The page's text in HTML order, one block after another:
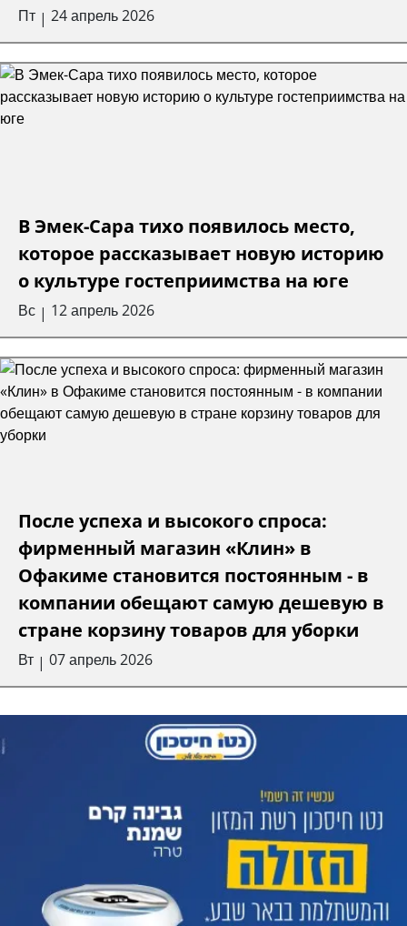
Пт | 24 апрель 2026
В Эмек-Сара тихо появилось место,
которое рассказывает новую историю
о культуре гостеприимства на юге
Вс | 12 апрель 2026
После успеха и высокого спроса:
фирменный магазин «Клин» в
Офакиме становится постоянным - в
компании обещают самую дешевую в
стране корзину товаров для уборки
Вт | 07 апрель 2026